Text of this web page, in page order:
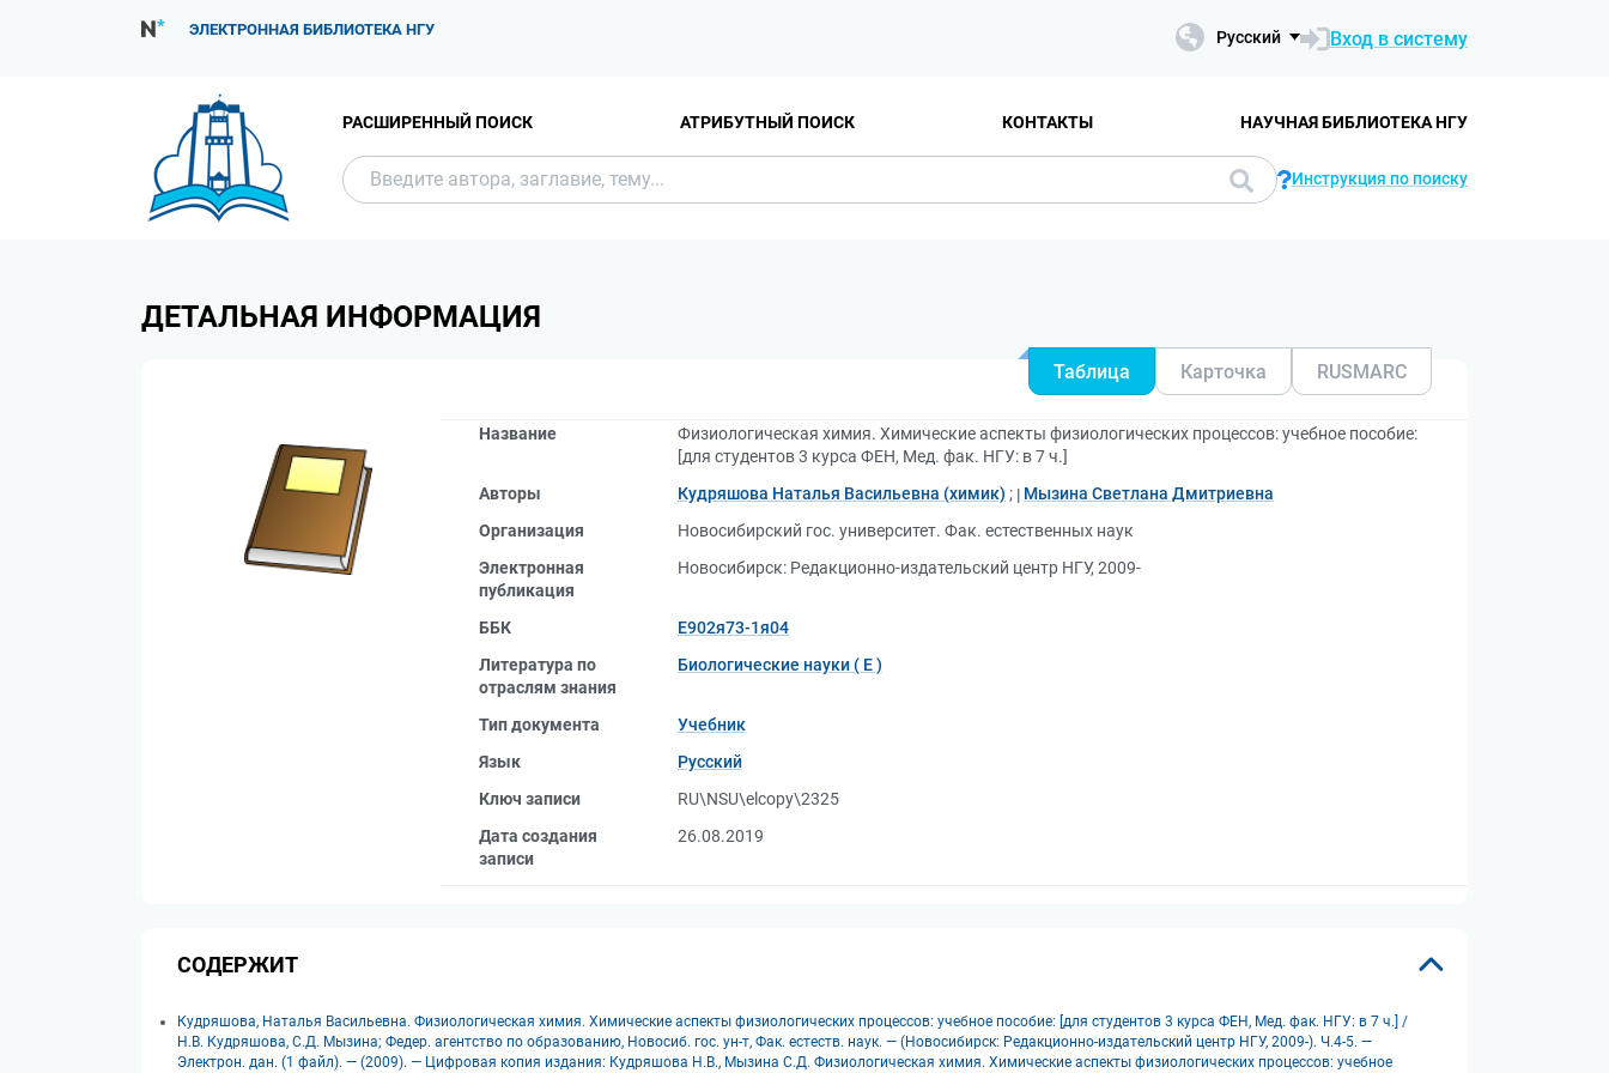
ЭЛЕКТРОННАЯ БИБЛИОТЕКА НГУ Русский Вход в систему
РАСШИРЕННЫЙ ПОИСК АТРИБУТНЫЙ ПОИСК КОНТАКТЫ НАУЧНАЯ БИБЛИОТЕКА НГУ
Инструкция по поиску
ДЕТАЛЬНАЯ ИНФОРМАЦИЯ
Таблица Карточка RUSMARC
Название
Физиологическая химия. Химические аспекты физиологических процессов: учебное пособие:
[для студентов 3 курса ФЕН, Мед. фак. НГУ: в 7 ч.]
Авторы
Кудряшова Наталья Васильевна (химик) ;
Мызина Светлана Дмитриевна
Организация
Новосибирский гос. университет. Фак. естественных наук
Электронная
публикация
Новосибирск: Редакционно-издательский центр НГУ, 2009-
ББК
Е902я73-1я04
Литература по
отраслям знания
Биологические науки ( Е )
Тип документа
Учебник
Язык
Русский
Ключ записи
RU\NSU\elcopy\2325
Дата создания
записи
26.08.2019
СОДЕРЖИТ
Кудряшова, Наталья Васильевна. Физиологическая химия. Химические аспекты физиологических процессов: учебное пособие: [для студентов 3 курса ФЕН, Мед. фак. НГУ: в 7 ч.] /
Н.В. Кудряшова, С.Д. Мызина; Федер. агентство по образованию, Новосиб. гос. ун-т, Фак. естеств. наук. — (Новосибирск: Редакционно-издательский центр НГУ, 2009-). Ч.4-5. —
Электрон. дан. (1 файл). — (2009). — Цифровая копия издания: Кудряшова Н.В., Мызина С.Д. Физиологическая химия. Химические аспекты физиологических процессов: учебное